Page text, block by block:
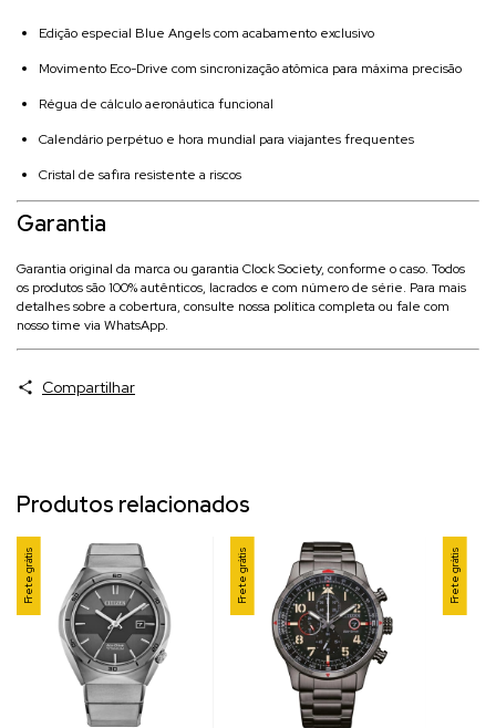
Edição especial Blue Angels com acabamento exclusivo
Movimento Eco-Drive com sincronização atômica para máxima precisão
Régua de cálculo aeronáutica funcional
Calendário perpétuo e hora mundial para viajantes frequentes
Cristal de safira resistente a riscos
Garantia
Garantia original da marca ou garantia Clock Society, conforme o caso. Todos
os produtos são 100% autênticos, lacrados e com número de série. Para mais
detalhes sobre a cobertura, consulte nossa política completa ou fale com
nosso time via WhatsApp.
Compartilhar
Produtos relacionados
Frete grátis Frete grátis Frete grátis